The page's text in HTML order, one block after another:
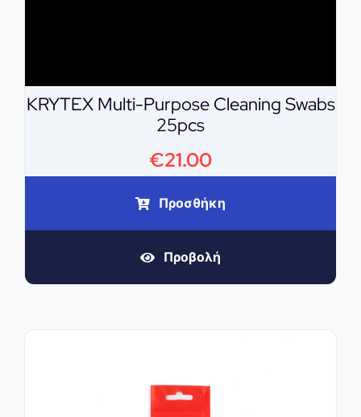
KRYTEX Multi-Purpose Cleaning Swabs
25pcs
€21.00
Προσθήκη
Προβολή